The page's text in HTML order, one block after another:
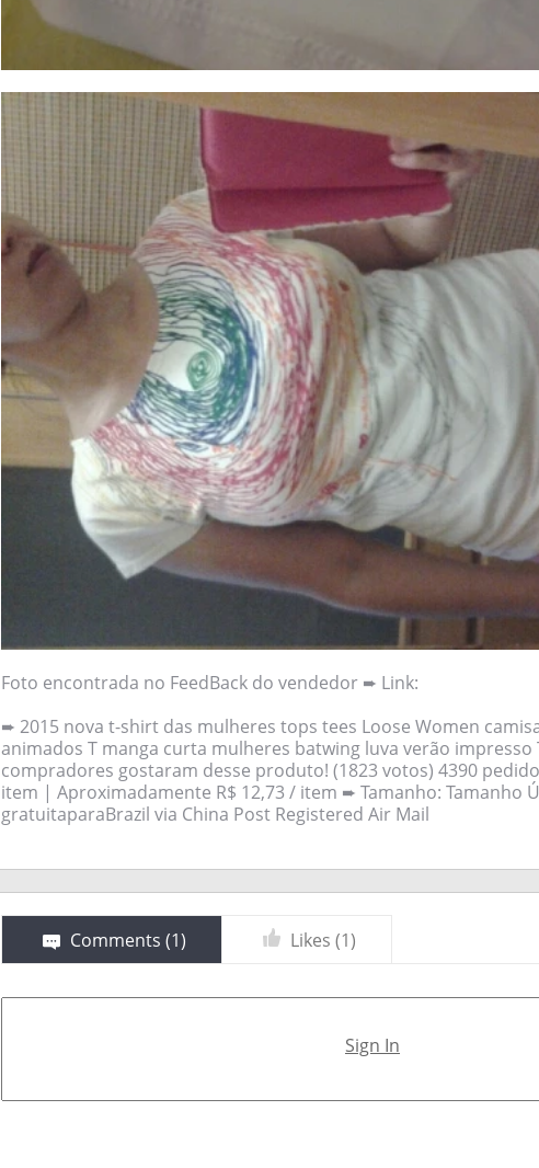
Foto encontrada no FeedBack do vendedor ➨ Link:
➨ 2015 nova t-shirt das mulheres tops tees Loose Women
animados T manga curta mulheres batwing luva verão impresso
compradores gostaram desse produto! (1823 votos) 4390
item | Aproximadamente R$ 12,73 / item ➨ Tamanho: Tamanho
gratuitaparaBrazil via China Post Registered Air Mail
Comments (1) Likes (1)
Sign In